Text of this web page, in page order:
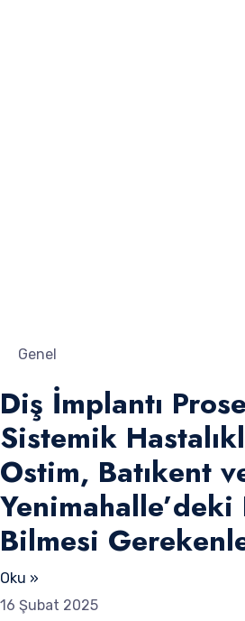
Genel
Diş İmplantı
Sistemik
Ostim, Batıkent
Yenimahalle’deki
Bilmesi
Oku »
16 Şubat 2025